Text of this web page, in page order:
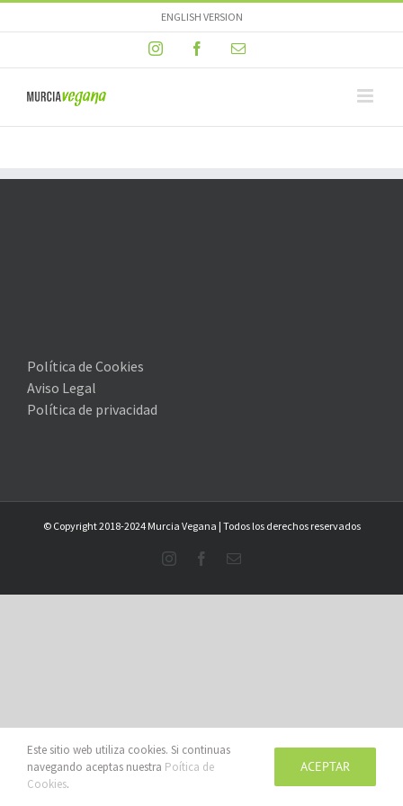
to
ENGLISH VERSION
InstagramFacebookEmail
Política de Cookies
Aviso Legal
Política de privacidad
© Copyright 2018-2024 Murcia Vegana | Todos los derechos reservados
InstagramFacebook
Email
Este sitio web utiliza cookies. Si continuas
navegando aceptas nuestra Poítica de
Cookies.
ACEPTAR